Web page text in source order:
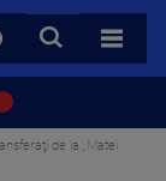
CAUTA
TOATE
de la „Matei